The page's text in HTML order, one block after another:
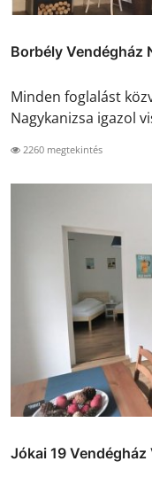
Borbély Vendégház
Minden foglalást
Nagykanizsa igazol
2260 megtekintés
Jókai 19 Vendégház